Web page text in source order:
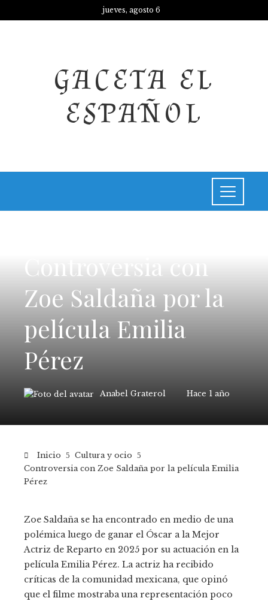
jueves, agosto 6
GACETA EL
ESPAÑOL
Controversia con
Zoe Saldaña por la
película Emilia
Pérez
Anabel Graterol Hace 1 año
Inicio
Cultura y ocio
Controversia con Zoe Saldaña por la película Emilia
Pérez
Zoe Saldaña se ha encontrado en medio de una
polémica luego de ganar el Óscar a la Mejor
Actriz de Reparto en 2025 por su actuación en la
película Emilia Pérez. La actriz ha recibido
críticas de la comunidad mexicana, que opinó
que el filme mostraba una representación poco